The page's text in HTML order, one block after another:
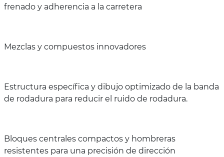
frenado y adherencia a la carretera
Mezclas y compuestos innovadores
Estructura específica y dibujo optimizado de la banda
de rodadura para reducir el ruido de rodadura.
Bloques centrales compactos y hombreras
resistentes para una precisión de dirección